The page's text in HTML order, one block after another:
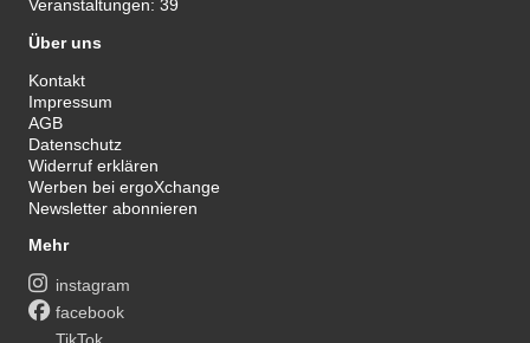
Veranstaltungen:39
Über uns
Kontakt
Impressum
AGB
Datenschutz
Widerruf erklären
Werben bei ergoXchange
Newsletter abonnieren
Mehr
instagram
facebook